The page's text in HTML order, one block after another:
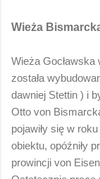
Wieża
Wieża
została
dawniej Stettin ) i
Otto von
pojawiły się w
obiektu, opóźniły
prowincji von